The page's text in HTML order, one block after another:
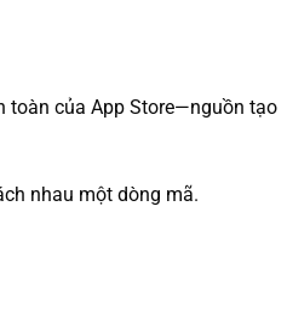
toàn của App Store—nguồn tạo
nhau một dòng mã.